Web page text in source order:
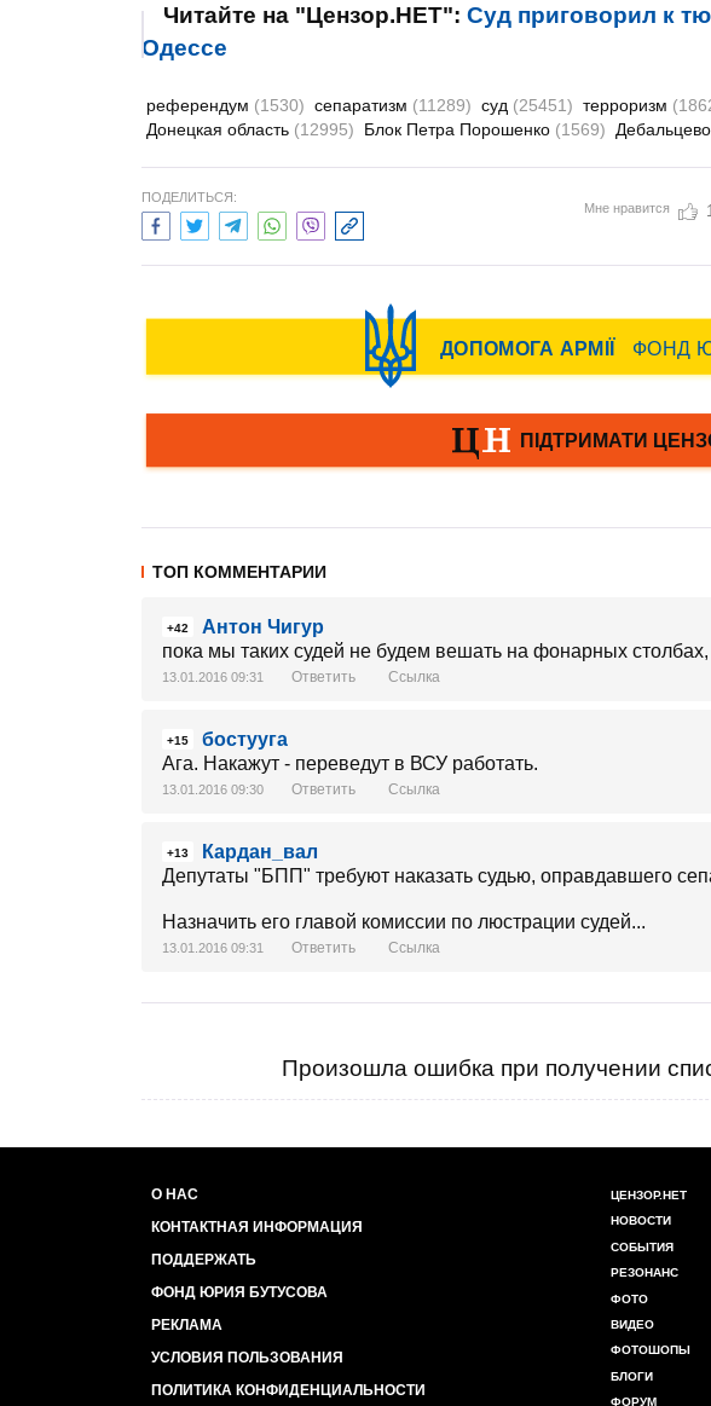
Читайте на "Цензор.НЕТ": Суд приговорил к
Одессе
референдум (1530) сепаратизм (11289) суд (25451) терроризм
Донецкая область (12995) Блок Петра Порошенко (1569) Дебальцево
ПОДЕЛИТЬСЯ:
Мне нравится
ТОП КОММЕНТАРИИ
+42
Антон Чигур
пока мы таких судей не будем вешать на фонарных столбах,
13.01.2016 09:31 Ответить Ссылка
+15
бостууга
Ага. Накажут - переведут в ВСУ работать.
13.01.2016 09:30 Ответить Ссылка
+13
Кардан_вал
Депутаты "БПП" требуют наказать судью, оправдавшего
Назначить его главой комиссии по люстрации судей...
13.01.2016 09:31 Ответить Ссылка
Произошла ошибка при получении
О НАС
КОНТАКТНАЯ ИНФОРМАЦИЯ
ПОДДЕРЖАТЬ
ФОНД ЮРИЯ БУТУСОВА
РЕКЛАМА
УСЛОВИЯ ПОЛЬЗОВАНИЯ
ПОЛИТИКА КОНФИДЕНЦИАЛЬНОСТИ
ЦЕНЗОР.НЕТ
НОВОСТИ
СОБЫТИЯ
РЕЗОНАНС
ФОТО
ВИДЕО
ФОТОШОПЫ
БЛОГИ
ФОРУМ